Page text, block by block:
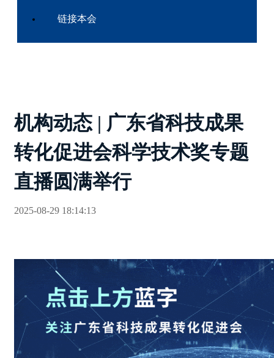
链接本会
机构动态 | 广东省科技成果
转化促进会科学技术奖专题
直播圆满举行
2025-08-29 18:14:13